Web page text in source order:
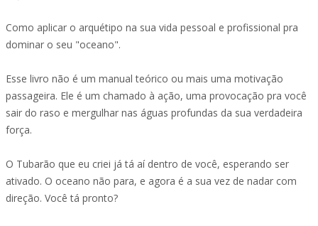
Como aplicar o arquétipo na sua vida pessoal e profissional pra
dominar o seu "oceano".
Esse livro não é um manual teórico ou mais uma motivação
passageira. Ele é um chamado à ação, uma provocação pra você
sair do raso e mergulhar nas águas profundas da sua verdadeira
força.
O Tubarão que eu criei já tá aí dentro de você, esperando ser
ativado. O oceano não para, e agora é a sua vez de nadar com
direção. Você tá pronto?